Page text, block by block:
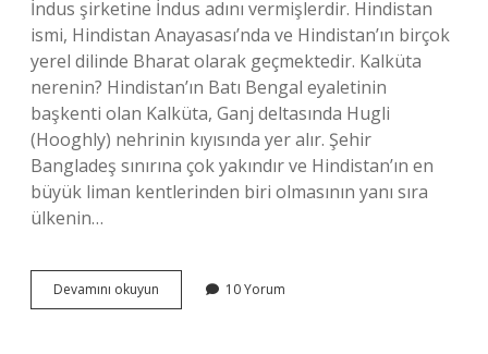
İndus şirketine İndus adını vermişlerdir. Hindistan
ismi, Hindistan Anayasası’nda ve Hindistan’ın birçok
yerel dilinde Bharat olarak geçmektedir. Kalküta
nerenin? Hindistan’ın Batı Bengal eyaletinin
başkenti olan Kalküta, Ganj deltasında Hugli
(Hooghly) nehrinin kıyısında yer alır. Şehir
Bangladeş sınırına çok yakındır ve Hindistan’ın en
büyük liman kentlerinden biri olmasının yanı sıra
ülkenin…
Devamını okuyun Hindistanın
Eski
10 Yorum